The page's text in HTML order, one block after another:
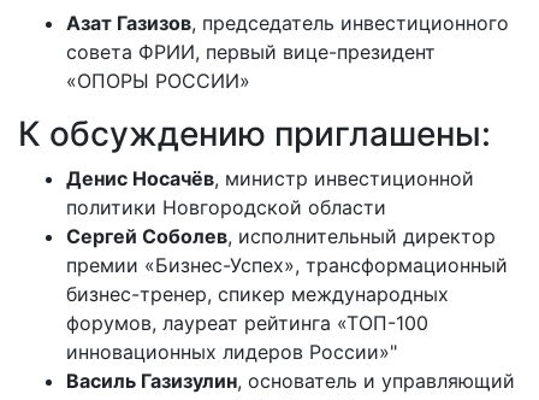
Азат Газизов, председатель инвестиционного
совета ФРИИ, первый вице-президент
«ОПОРЫ РОССИИ»
К обсуждению приглашены:
Денис Носачёв, министр инвестиционной
политики Новгородской области
Сергей Соболев, исполнительный директор
премии «Бизнес-Успех», трансформационный
бизнес-тренер, спикер международных
форумов, лауреат рейтинга «ТОП-100
инновационных лидеров России»"
Василь Газизулин, основатель и управляющий